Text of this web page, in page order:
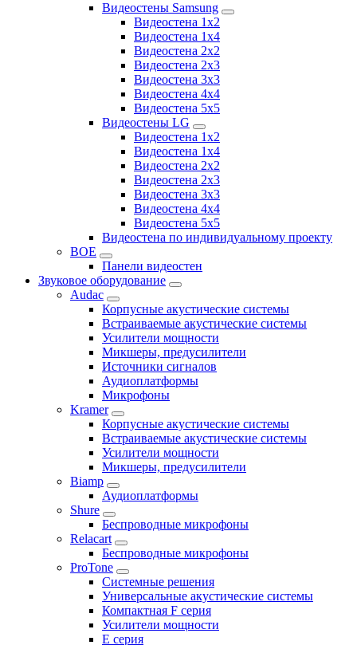
Видеостены Samsung
Видеостена 1x2
Видеостена 1x4
Видеостена 2x2
Видеостена 2х3
Видеостена 3x3
Видеостена 4x4
Видеостена 5x5
Видеостены LG
Видеостена 1x2
Видеостена 1x4
Видеостена 2x2
Видеостена 2x3
Видеостена 3x3
Видеостена 4x4
Видеостена 5x5
Видеостена по индивидуальному проекту
BOE
Панели видеостен
Звуковое оборудование
Audac
Корпусные акустические системы
Встраиваемые акустические системы
Усилители мощности
Микшеры, предусилители
Источники сигналов
Аудиоплатформы
Микрофоны
Kramer
Корпусные акустические системы
Встраиваемые акустические системы
Усилители мощности
Микшеры, предусилители
Biamp
Аудиоплатформы
Shure
Беспроводные микрофоны
Relacart
Беспроводные микрофоны
ProTone
Системные решения
Универсальные акустические системы
Компактная F серия
Усилители мощности
E серия